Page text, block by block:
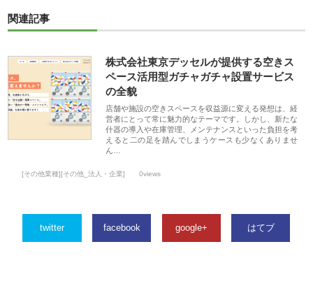
関連記事
株式会社東京デッセルが提供する空きス
ペース活用型ガチャガチャ設置サービス
の全貌
店舗や施設の空きスペースを収益源に変える発想は、経
営者にとって常に魅力的なテーマです。しかし、新たな
什器の導入や在庫管理、メンテナンスといった負担を考
えると二の足を踏んでしまうケースも少なくありませ
ん…
[その他業種][その他_法人・企業] 0views
twitter facebook google+ はてブ